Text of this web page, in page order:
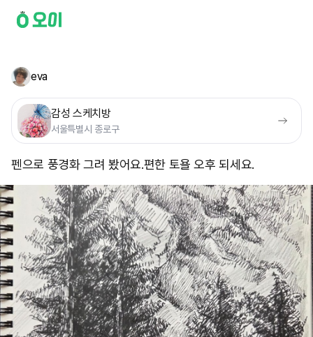
eva
감성 스케치방
서울특별시 종로구
펜으로 풍경화 그려 봤어요. ​편한 토욜 오후 되세요.